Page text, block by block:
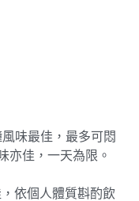
味最佳，最多可悶
亦佳，一天為限。
依個人體質斟酌飲